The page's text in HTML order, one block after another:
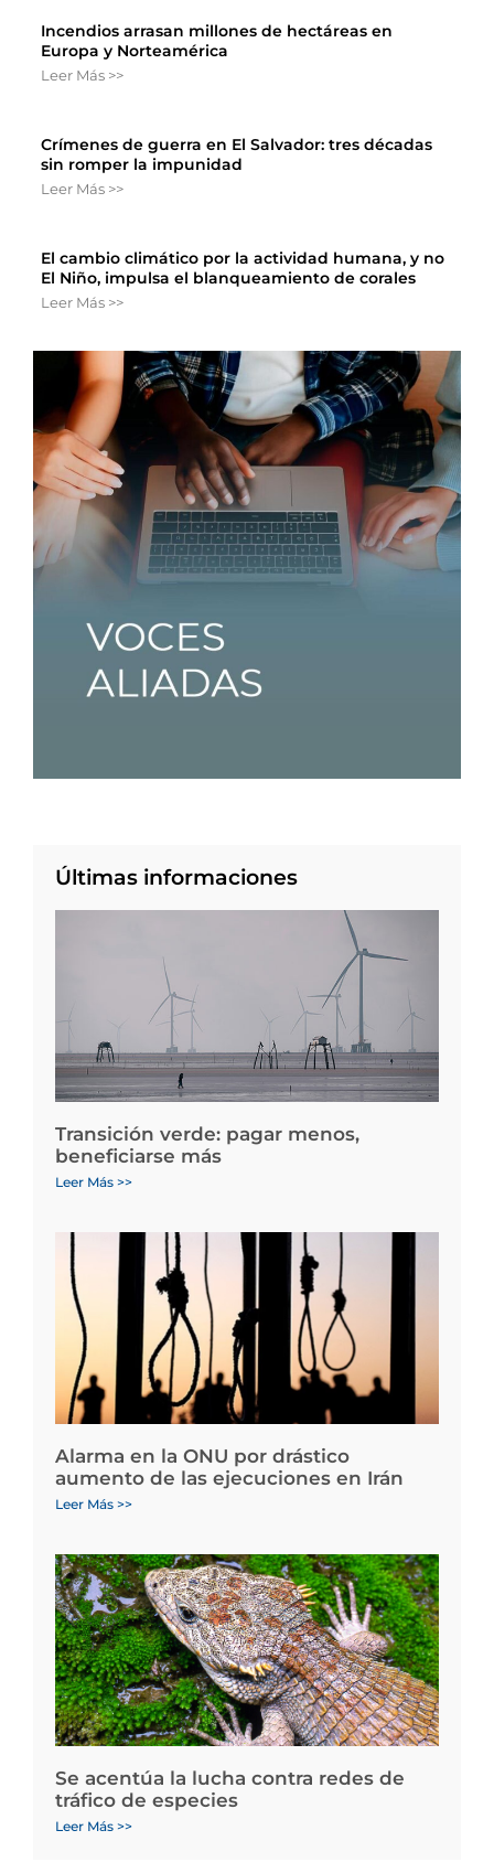
Incendios arrasan millones de hectáreas en
Europa y Norteamérica
Leer Más >>
Crímenes de guerra en El Salvador: tres décadas
sin romper la impunidad
Leer Más >>
El cambio climático por la actividad humana, y no
El Niño, impulsa el blanqueamiento de corales
Leer Más >>
Últimas informaciones
Transición verde: pagar menos,
beneficiarse más
Leer Más >>
Alarma en la ONU por drástico
aumento de las ejecuciones en Irán
Leer Más >>
Se acentúa la lucha contra redes de
tráfico de especies
Leer Más >>